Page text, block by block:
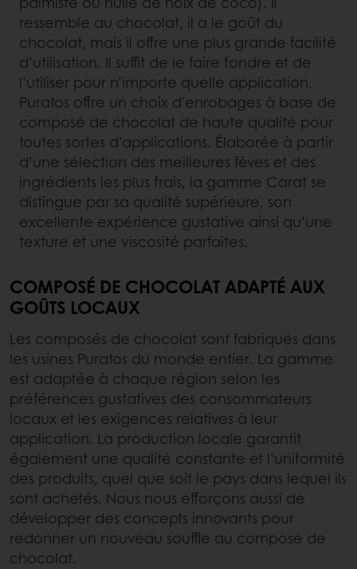
ressemble au chocolat, il a le goût du
chocolat, mais il offre une plus grande facilité
d’utilisation. Il suffit de le faire fondre et de
l’utiliser pour n’importe quelle application.
Puratos offre un choix d’enrobages à base de
composé de chocolat de haute qualité pour
toutes sortes d’applications. Élaborée à partir
d’une sélection des meilleures fèves et des
ingrédients les plus frais, la gamme Carat se
distingue par sa qualité supérieure, son
excellente expérience gustative ainsi qu’une
texture et une viscosité parfaites.
COMPOSÉ DE CHOCOLAT ADAPTÉ AUX
GOÛTS LOCAUX
Les composés de chocolat sont fabriqués dans
les usines Puratos du monde entier. La gamme
est adaptée à chaque région selon les
préférences gustatives des consommateurs
locaux et les exigences relatives à leur
application. La production locale garantit
également une qualité constante et l’uniformité
des produits, quel que soit le pays dans lequel ils
sont achetés. Nous nous efforçons aussi de
développer des concepts innovants pour
redonner un nouveau souffle au composé de
chocolat.